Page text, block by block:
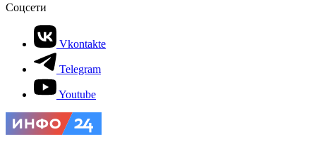
Соцсети
Vkontakte
Telegram
Youtube